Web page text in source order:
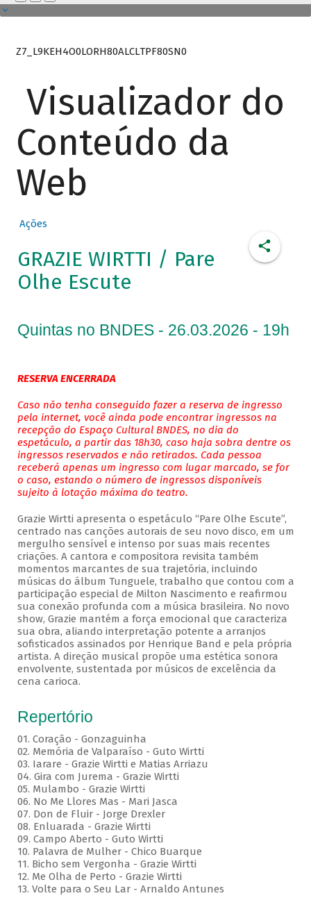
Z7_L9KEH4O0LORH80ALCLTPF80SN0
Visualizador do
Conteúdo da
Web
Ações
GRAZIE WIRTTI / Pare
Olhe Escute
Quintas no BNDES - 26.03.2026 - 19h
RESERVA ENCERRADA
Caso não tenha conseguido fazer a reserva de ingresso
pela internet, você ainda pode encontrar ingressos na
recepção do Espaço Cultural BNDES, no dia do
espetáculo, a partir das 18h30, caso haja sobra dentre os
ingressos reservados e não retirados. Cada pessoa
receberá apenas um ingresso com lugar marcado, se for
o caso, estando o número de ingressos disponíveis
sujeito à lotação máxima do teatro.
Grazie Wirtti apresenta o espetáculo “Pare Olhe Escute”,
centrado nas canções autorais de seu novo disco, em um
mergulho sensível e intenso por suas mais recentes
criações. A cantora e compositora revisita também
momentos marcantes de sua trajetória, incluindo
músicas do álbum Tunguele, trabalho que contou com a
participação especial de Milton Nascimento e reafirmou
sua conexão profunda com a música brasileira. No novo
show, Grazie mantém a força emocional que caracteriza
sua obra, aliando interpretação potente a arranjos
sofisticados assinados por Henrique Band e pela própria
artista. A direção musical propõe uma estética sonora
envolvente, sustentada por músicos de excelência da
cena carioca.
Repertório
01. Coração - Gonzaguinha
02. Memória de Valparaíso - Guto Wirtti
03. Iarare - Grazie Wirtti e Matias Arriazu
04. Gira com Jurema - Grazie Wirtti
05. Mulambo - Grazie Wirtti
06. No Me Llores Mas - Mari Jasca
07. Don de Fluir - Jorge Drexler
08. Enluarada - Grazie Wirtti
09. Campo Aberto - Guto Wirtti
10. Palavra de Mulher - Chico Buarque
11. Bicho sem Vergonha - Grazie Wirtti
12. Me Olha de Perto - Grazie Wirtti
13. Volte para o Seu Lar - Arnaldo Antunes